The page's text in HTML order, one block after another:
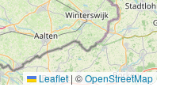
Leaflet | ©OpenStreetMap